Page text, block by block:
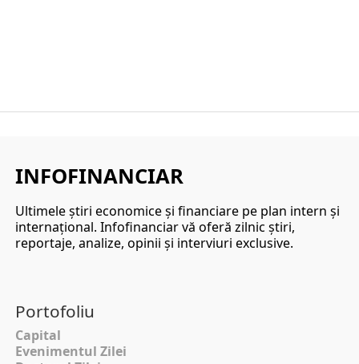
INFOFINANCIAR
Ultimele ştiri economice şi financiare pe plan intern şi
internaţional. Infofinanciar vă oferă zilnic ştiri,
reportaje, analize, opinii şi interviuri exclusive.
Portofoliu
Capital
Evenimentul Zilei